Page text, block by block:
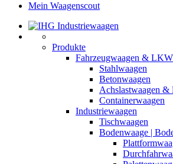
Mein Waagenscout
Produkte
Fahrzeugwaagen & LKW
Stahlwaagen
Betonwaagen
Achslastwaagen &
Containerwaagen
Industriewaagen
Tischwaagen
Bodenwaage |